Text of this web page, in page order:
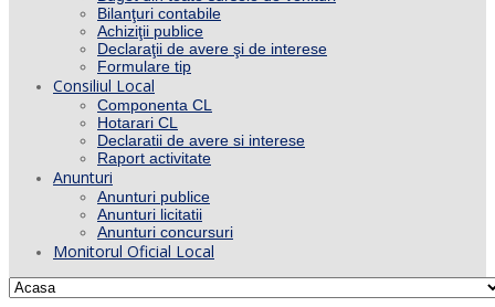
Bilanţuri contabile
Achiziţii publice
Declaraţii de avere şi de interese
Formulare tip
Consiliul Local
Componenta CL
Hotarari CL
Declaratii de avere si interese
Raport activitate
Anunturi
Anunturi publice
Anunturi licitatii
Anunturi concursuri
Monitorul Oficial Local